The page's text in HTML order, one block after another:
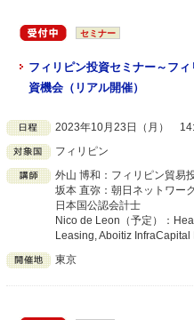
セミナー
フィリピン投資セミナー～フ
資機会（リアル開催）
2023年10月23日（月）
フィリピン
外山 博和：フィリピン貿
坂本 直弥：朝日ネットワー
日本国公認会計士
Nico de Leon（予定）：
Leasing, Aboitiz
東京